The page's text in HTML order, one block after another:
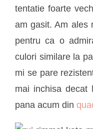
tentatie foarte
am gasit. Am ales
pentru ca o
culori similare la
mi se pare
mai inchisa decat
pana acum din